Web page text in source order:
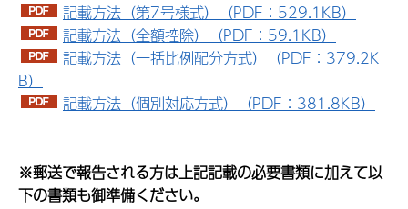
記載方法（第7号様式）（PDF：529.1KB）
記載方法（全額控除）（PDF：59.1KB）
記載方法（一括比例配分方式）（PDF：379.2K
B）
記載方法（個別対応方式）（PDF：381.8KB）
※郵送で報告される方は上記記載の必要書類に加えて以
下の書類も御準備ください。